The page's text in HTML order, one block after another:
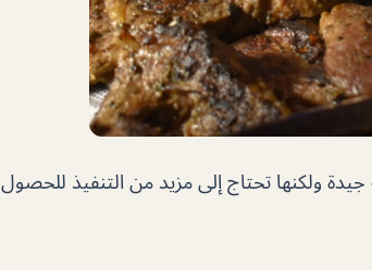
جيدة ولكنها تحتاج إلى مزيد من التنفيذ للحصول